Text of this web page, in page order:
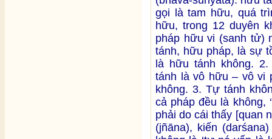
gọi là tam hữu, quá
hữu, trong 12 duyên
pháp hữu vi (sanh tử)
tánh, hữu pháp, là sự
là hữu tánh không. 2.
tánh là vô hữu – vô vi
không. 3. Tự tánh
cả pháp đều là không,
phải do cái thấy [quan
(jñāna), kiến